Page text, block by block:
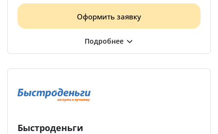
Оформить заявку
Быстроденьги